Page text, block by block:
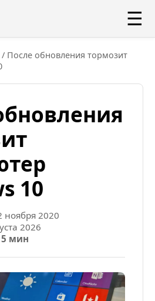
☰
/ После обновления тормозит
10
ноября 2020
2026
5 мин